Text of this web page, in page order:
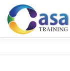
Lompat
konten